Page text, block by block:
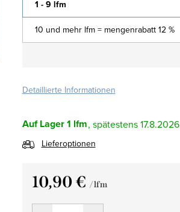
1 - 9 lfm
10 und mehr lfm = mengenrabatt 12 %
Detaillierte Informationen
Auf Lager1 lfm 17.8.2026
Lieferoptionen
10,90 € / lfm
Verkaufspreis: